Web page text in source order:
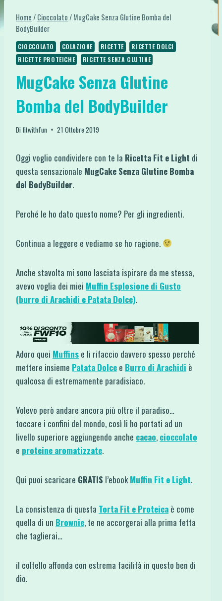
Home/Cioccolato/MugCake Senza Glutine Bomba del
BodyBuilder
CIOCCOLATO COLAZIONE RICETTE
RICETTE DOLCI
RICETTE PROTEICHE
RICETTE SENZA GLUTINE
MugCake Senza Glutine
Bomba del BodyBuilder
Difitwithfun 21 Ottobre 2019
Oggi voglio condividere con te la Ricetta Fit e Light di
questa sensazionale MugCake Senza Glutine Bomba
del BodyBuilder.
Perché le ho dato questo nome? Per gli ingredienti.
Continua a leggere e vediamo se ho ragione.
Anche stavolta mi sono lasciata ispirare da me stessa,
avevo voglia dei miei Muffin Esplosione di Gusto
(burro di Arachidi e Patata Dolce).
Adoro quei Muffins e li rifaccio davvero spesso perché
mettere insieme Patata Dolce e Burro di Arachidi è
qualcosa di estremamente paradisiaco.
Volevo però andare ancora più oltre il paradiso…
toccare i confini del mondo, così li ho portati ad un
livello superiore aggiungendo anche cacao, cioccolato
e proteine aromatizzate.
Qui puoi scaricare GRATIS l’ebook Muffin Fit e Light.
La consistenza di questa Torta Fit e Proteica è come
quella di un Brownie, te ne accorgerai alla prima fetta
che taglierai…
il coltello affonda con estrema facilità in questo ben di
dio.